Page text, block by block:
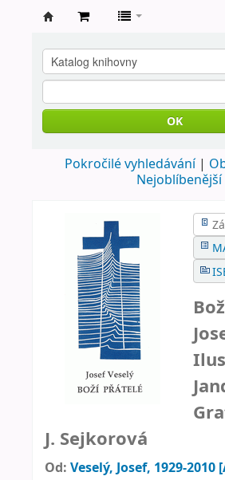
knihovna
Nové
Město
Metují
OK
Pokročilé vyhledávání
Nejoblíbenější
J. Sejkorová
Od: Veselý, Josef, 1929-2010